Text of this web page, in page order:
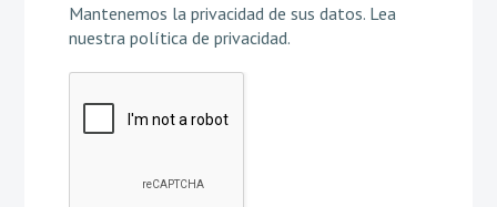
Mantenemos la privacidad de sus datos. Lea
nuestra política de privacidad.